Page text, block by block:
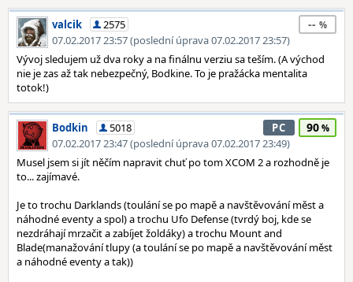
valcik
2575
07.02.2017 23:57 (poslední úprava 07.02.2017 23:57)
--
Vývoj sledujem už dva roky a na finálnu verziu sa teším. (A východ
nie je zas až tak nebezpečný, Bodkine. To je pražácka mentalita
totok!)
Bodkin
5018
07.02.2017 23:47 (poslední úprava 07.02.2017 23:49)
PC 90
Musel jsem si jít něčím napravit chuť po tom XCOM 2 a rozhodně je
to... zajímavé.
Je to trochu Darklands (toulání se po mapě a navštěvování měst a
náhodné eventy a spol) a trochu Ufo Defense (tvrdý boj, kde se
nezdráhají mrzačit a zabíjet žoldáky) a trochu Mount and
Blade(manažování tlupy (a toulání se po mapě a navštěvování měst
a náhodné eventy a tak))